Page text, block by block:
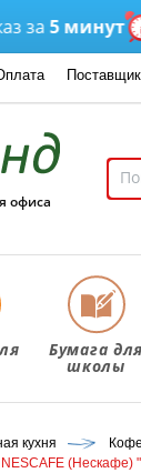
минут
офиса
Бумага для
школы
кухня
(Нескафе)